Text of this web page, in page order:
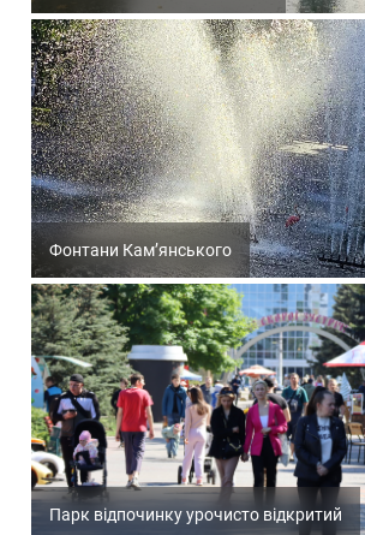
Фонтани Кам’янського
Парк відпочинку урочисто відкритий